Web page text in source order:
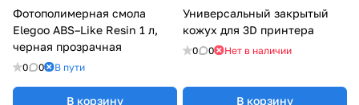
Фотополимерная смола
Elegoo ABS–Like Resin 1 л,
черная прозрачная
0 0 В пути
В корзину
Универсальный закрытый
кожух для 3D принтера
0 0 Нет в наличии
В корзину